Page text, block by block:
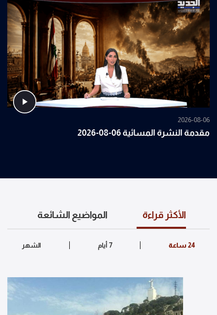
2026-08-06
مقدمة النشرة المسائية 06-08-2026
الأكثر قراءة المواضيع الشائعة